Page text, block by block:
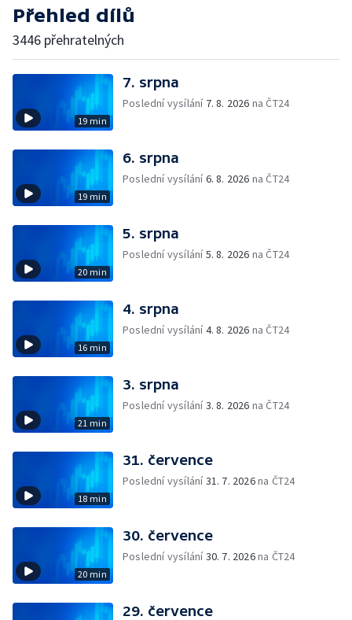
Přehled dílů
3446 přehratelných
19 min
7. srpna
Poslední vysílání 7. 8. 2026 na ČT24
19 min
6. srpna
Poslední vysílání6. 8. 2026 na ČT24
20 min
5. srpna
Poslední vysílání5. 8. 2026 na ČT24
16 min
4. srpna
Poslední vysílání4. 8. 2026 na ČT24
21 min
3. srpna
Poslední vysílání3. 8. 2026 na ČT24
18 min
31. července
Poslední vysílání31. 7. 2026na ČT24
20 min
30. července
Poslední vysílání30. 7. 2026na ČT24
29. července